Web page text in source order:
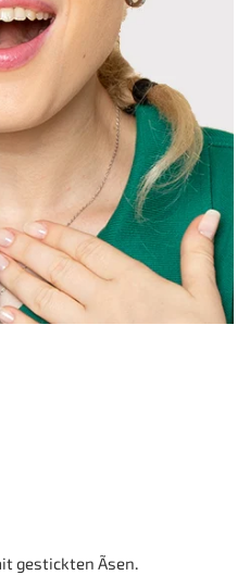
gestickten Ãsen.